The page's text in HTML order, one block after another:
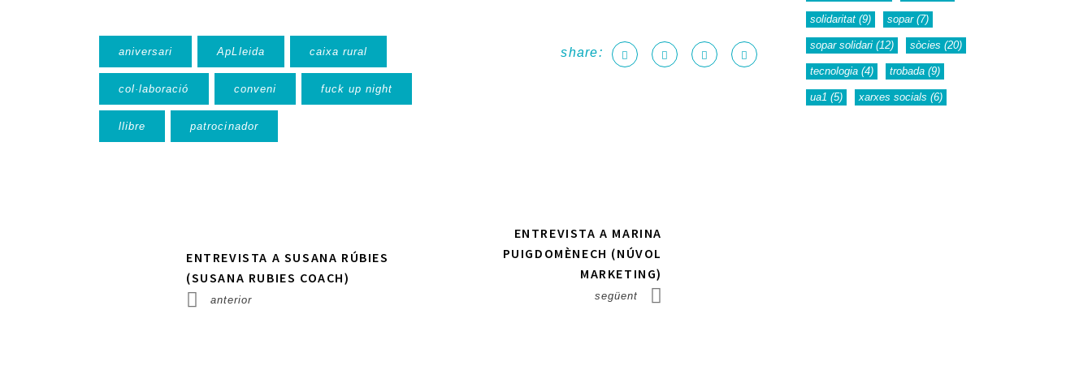
aniversari ApLleida caixa rural
col·laboració conveni fuck up night
llibre patrocinador
share:
ENTREVISTA A SUSANA RÚBIES
(SUSANA RUBIES COACH)
anterior
ENTREVISTA A MARINA
PUIGDOMÈNECH (NÚVOL
MARKETING)
següent
solidaritat (9) sopar(7)
sopar solidari (12) sòcies (20)
tecnologia (4) trobada (9)
ua1 (5) xarxes socials (6)